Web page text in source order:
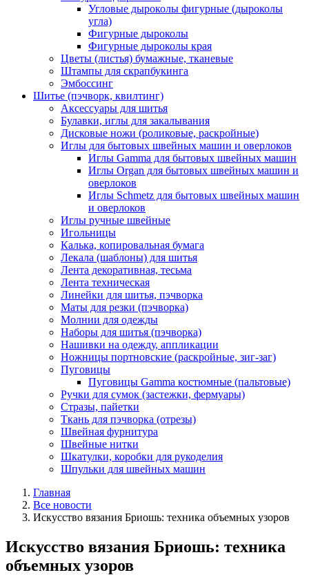
Угловые дыроколы фигурные (дыроколы
угла)
Фигурные дыроколы
Фигурные дыроколы края
Цветы (листья) бумажные, тканевые
Штампы для скрапбукинга
Эмбоссинг
Шитье (пэчворк, квилтинг)
Аксессуары для шитья
Булавки, иглы для закалывания
Дисковые ножи (роликовые, раскройные)
Иглы для бытовых швейных машин и оверлоков
Иглы Gamma для бытовых швейных машин
Иглы Organ для бытовых швейных машин и
оверлоков
Иглы Schmetz для бытовых швейных машин
и оверлоков
Иглы ручные швейные
Игольницы
Калька, копировальная бумага
Лекала (шаблоны) для шитья
Лента декоративная, тесьма
Лента техническая
Линейки для шитья, пэчворка
Маты для резки (пэчворка)
Молнии для одежды
Наборы для шитья (пэчворка)
Нашивки на одежду, аппликации
Ножницы портновские (раскройные, зиг-заг)
Пуговицы
Пуговицы Gamma костюмные (пальтовые)
Ручки для сумок (застежки, фермуары)
Стразы, пайетки
Ткань для пэчворка (отрезы)
Швейная фурнитура
Швейные нитки
Шкатулки, коробки для рукоделия
Шпульки для швейных машин
Главная
Все новости
Искусство вязания Бриошь: техника объемных узоров
Искусство вязания Бриошь: техника
объемных узоров